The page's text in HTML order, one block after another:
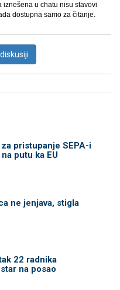
u chatu nisu stavovi
dostupna samo za čitanje.
pristupanje SEPA-i
putu ka EU
ne jenjava, stigla
22 radnika
na posao